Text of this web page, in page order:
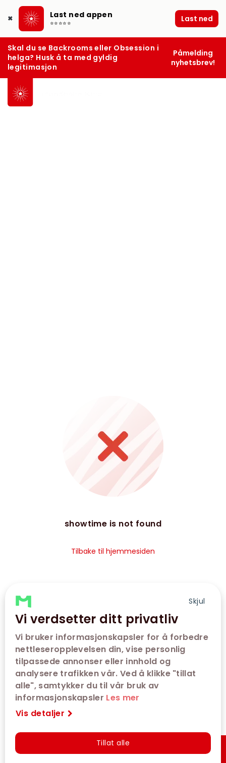
Skjul
Vi verdsetter ditt privatliv
Vi bruker informasjonskapsler for å forbedre
nettleseropplevelsen din, vise personlig
tilpassede annonser eller innhold og
analysere trafikken vår. Ved å klikke "tillat
alle", samtykker du til vår bruk av
informasjonskapsler Les mer
Vis detaljer
Tillat alle
✖ Last ned appen
⭐⭐⭐⭐⭐ Last ned
Skal du se Backrooms eller Obsession i
helga? Husk å ta med gyldig
legitimasjon
Påmelding
nyhetsbrev!
showtime is not found
Tilbake til hjemmesiden